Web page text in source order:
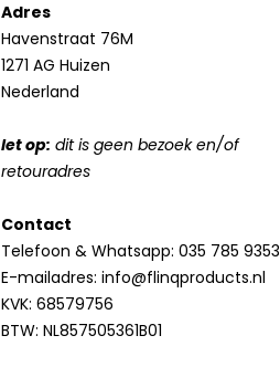
Adres
Havenstraat 76M
1271 AG Huizen
Nederland
let op: dit is geen bezoek en/of
retouradres
Contact
Telefoon & Whatsapp: 035 785 9353
E-mailadres: info@flinqproducts.nl
KVK: 68579756
BTW: NL857505361B01